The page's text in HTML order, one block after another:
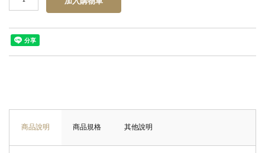
商品說明 商品規格 其他說明